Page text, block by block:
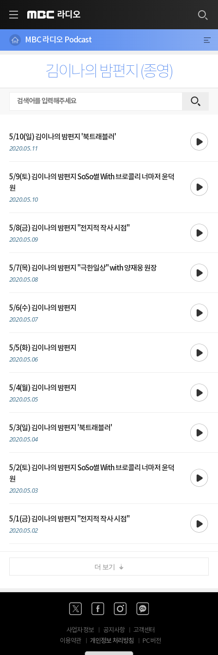
라디오
MBC 라디오 Podcast
김이나의 밤편지 (종영)
5/10(일) 김이나의 밤편지 '북트래블러'
2020.05.11
5/9(토) 김이나의 밤편지 SoSo썰 With 브로콜리 너마저 윤덕
원
2020.05.10
5/8(금) 김이나의 밤편지 "전지적 작사 시점"
2020.05.09
5/7(목) 김이나의 밤편지 "극한일상" with 양재웅 원장
2020.05.08
5/6(수) 김이나의 밤편지
2020.05.07
5/5(화) 김이나의 밤편지
2020.05.06
5/4(월) 김이나의 밤편지
2020.05.05
5/3(일) 김이나의 밤편지 '북트래블러'
2020.05.04
5/2(토) 김이나의 밤편지 SoSo썰 With 브로콜리 너마저 윤덕
원
2020.05.03
5/1(금) 김이나의 밤편지 "전지적 작사 시점"
2020.05.02
더 보기
사업자 정보 공지사항
고객센터
이용약관
개인정보 처리방침 PC 버전